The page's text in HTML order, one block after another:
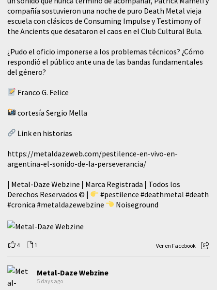
compañía sostuvieron una noche de puro Death Metal vieja
escuela con clásicos de Consuming Impulse y Testimony of
the Ancients que desataron el caos en el Club Cultural Bula.
¿Pudo el oficio imponerse a los problemas técnicos? ¿Cómo
respondió el público ante una de las bandas fundamentales
del género?
Franco G. Felice
cortesía Sergio Mella
Link en historias
https://metaldazeweb.com/pestilence-en-vivo-en-
argentina-el-sonido-de-la-perseverancia/
| Metal-Daze Webzine | Marca Registrada | Todos los
Derechos Reservados © |
#pestilence #deathmetal #death
#cronica #metaldazewebzine Noiseground
4 1 Ver en Facebook
Metal-Daze Webzine
5 days ago